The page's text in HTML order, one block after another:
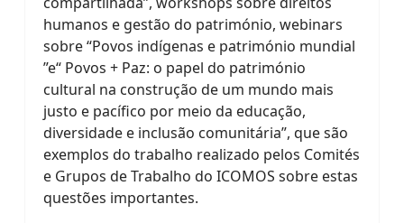
humanos e gestão do património, webinars
sobre “Povos indígenas e património mundial
”e“ Povos + Paz: o papel do património
cultural na construção de um mundo mais
justo e pacífico por meio da educação,
diversidade e inclusão comunitária”, que são
exemplos do trabalho realizado pelos Comités
e Grupos de Trabalho do ICOMOS sobre estas
questões importantes.